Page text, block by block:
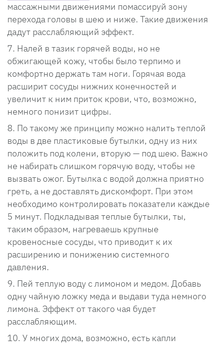
массажными движениями помассируй зону
перехода головы в шею и ниже. Такие движения
дадут расслабляющий эффект.
Налей в тазик горячей воды, но не
обжигающей кожу, чтобы было терпимо и
комфортно держать там ноги. Горячая вода
расширит сосуды нижних конечностей и
увеличит к ним приток крови, что, возможно,
немного понизит цифры.
По такому же принципу можно налить теплой
воды в две пластиковые бутылки, одну из них
положить под колени, вторую — под шею. Важно
не набирать слишком горячую воду, чтобы не
вызвать ожог. Бутылка с водой должна приятно
греть, а не доставлять дискомфорт. При этом
необходимо контролировать показатели каждые
5 минут. Подкладывая теплые бутылки, ты,
таким образом, нагреваешь крупные
кровеносные сосуды, что приводит к их
расширению и понижению системного
давления.
Пей теплую воду с лимоном и медом. Добавь
одну чайную ложку меда и выдави туда немного
лимона. Эффект от такого чая будет
расслабляющим.
У многих дома, возможно, есть капли